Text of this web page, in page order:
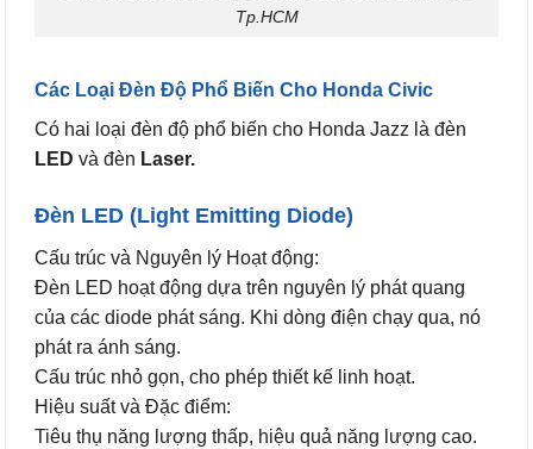
Tp.HCM
Các Loại Đèn Độ Phổ Biến Cho Honda Civic
Có hai loại đèn độ phổ biến cho Honda Jazz là đèn
LED và đèn Laser.
Đèn LED (Light Emitting Diode)
Cấu trúc và Nguyên lý Hoạt động:
Đèn LED hoạt động dựa trên nguyên lý phát quang
của các diode phát sáng. Khi dòng điện chạy qua, nó
phát ra ánh sáng.
Cấu trúc nhỏ gọn, cho phép thiết kế linh hoạt.
Hiệu suất và Đặc điểm:
Tiêu thụ năng lượng thấp, hiệu quả năng lượng cao.